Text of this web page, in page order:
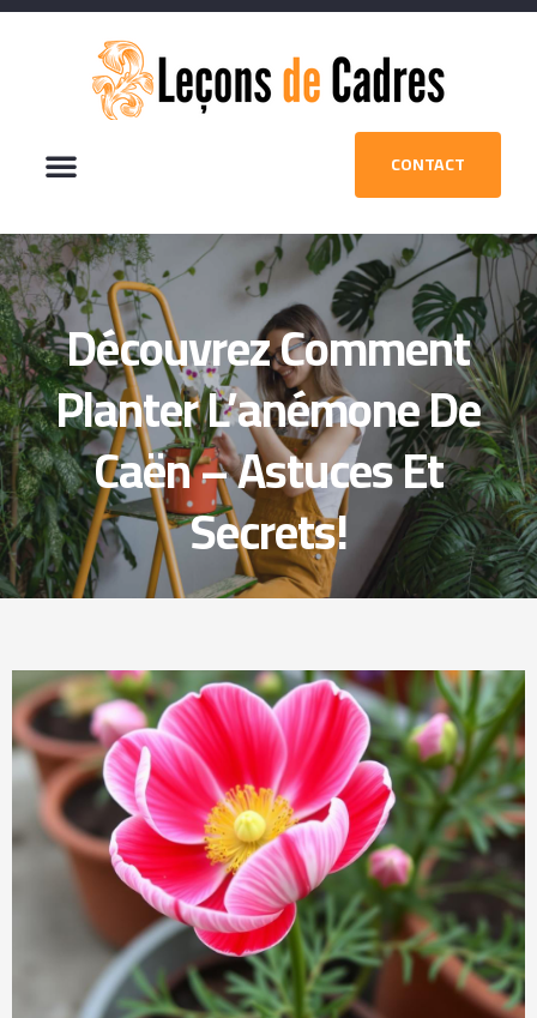
CONTACT
Découvrez Comment
Planter L’anémone De
Caën – Astuces Et
Secrets!